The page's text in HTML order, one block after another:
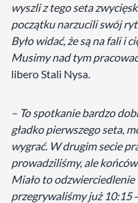
wyszli z tego seta
początku narzucili swój
Było widać, że są na fali i
Musimy nad tym
libero Stali Nysa.
– To spotkanie bardzo
gładko pierwszego seta,
wygrać. W drugim secie
prowadziliśmy, ale
Miało to
przegrywaliśmy już 10:15